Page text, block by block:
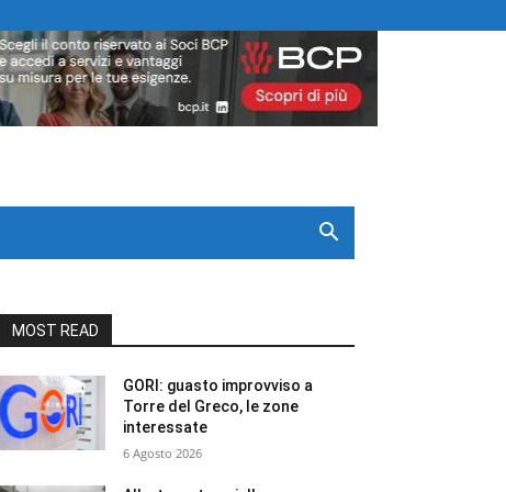
MOST READ
GORI: guasto improvviso a
Torre del Greco, le zone
interessate
6 Agosto 2026